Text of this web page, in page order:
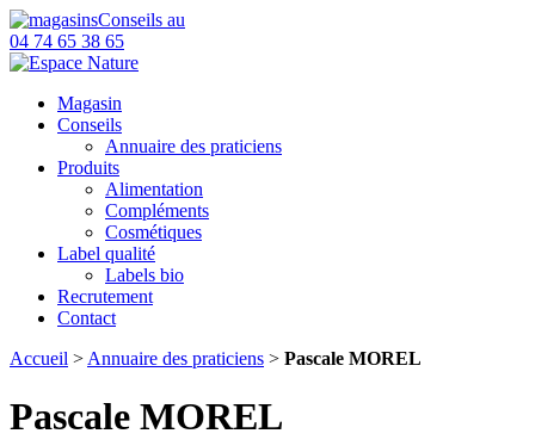
Conseils au
04 74 65 38 65
Magasin
Conseils
Annuaire des praticiens
Produits
Alimentation
Compléments
Cosmétiques
Label qualité
Labels bio
Recrutement
Contact
Accueil > Annuaire des praticiens > Pascale MOREL
Pascale MOREL